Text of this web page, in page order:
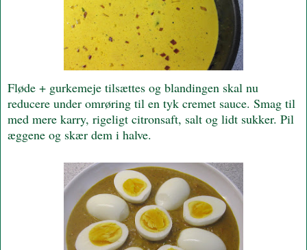
Fløde + gurkemeje tilsættes og blandingen skal nu
reducere under omrøring til en tyk cremet sauce. Smag til
med mere karry, rigeligt citronsaft, salt og lidt sukker. Pil
æggene og skær dem i halve.